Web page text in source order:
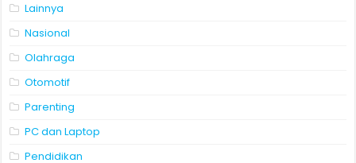
Lainnya
Nasional
Olahraga
Otomotif
Parenting
PC dan Laptop
Pendidikan